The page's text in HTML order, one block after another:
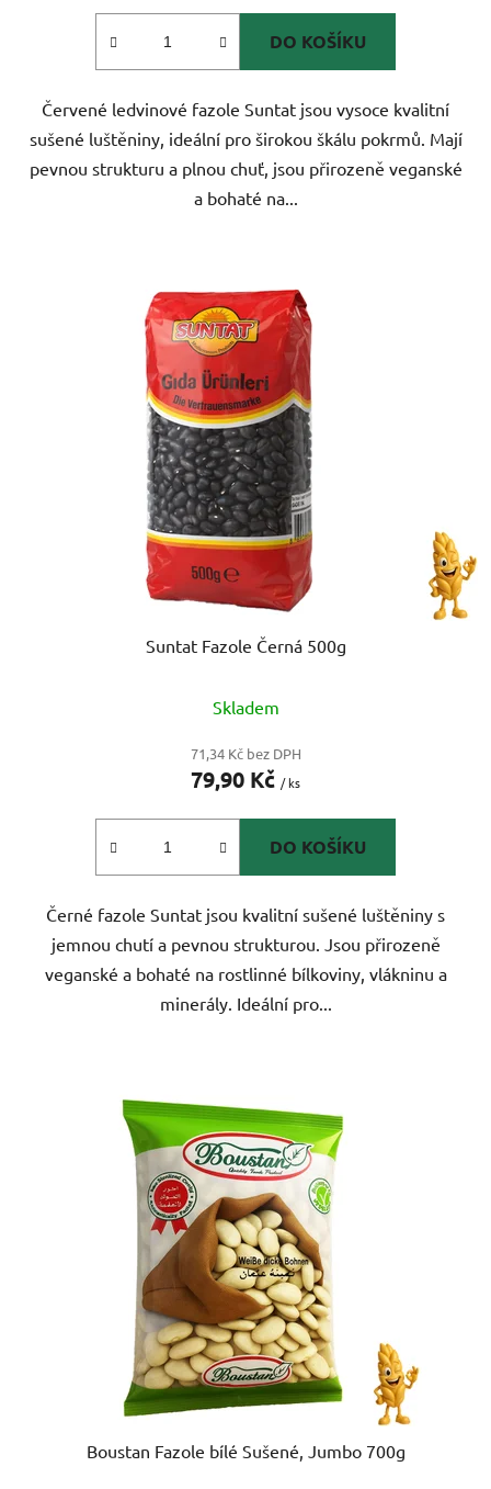
DO KOŠÍKU
Červené ledvinové fazole Suntat jsou vysoce kvalitní
sušené luštěniny, ideální pro širokou škálu pokrmů. Mají
pevnou strukturu a plnou chuť, jsou přirozeně veganské
a bohaté na...
Suntat Fazole Černá 500g
Skladem
71,34 Kč bez DPH
79,90 Kč / ks
DO KOŠÍKU
Černé fazole Suntat jsou kvalitní sušené luštěniny s
jemnou chutí a pevnou strukturou. Jsou přirozeně
veganské a bohaté na rostlinné bílkoviny, vlákninu a
minerály. Ideální pro...
Boustan Fazole bílé Sušené, Jumbo 700g